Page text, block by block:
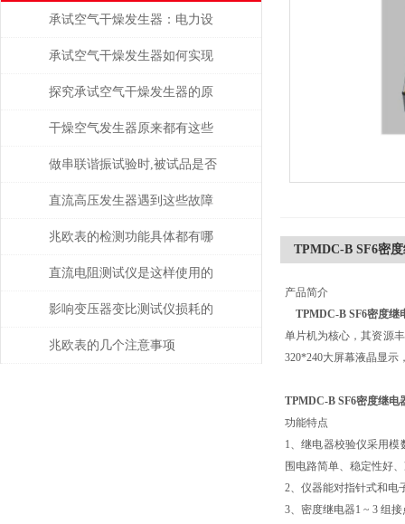
承试空气干燥发生器：电力设
备绝缘维护的守护者
承试空气干燥发生器如何实现
自动化控制？
探究承试空气干燥发生器的原
理与应用
干燥空气发生器原来都有这些
性能和特点
做串联谐振试验时,被试品是否
被击穿该如何判断？
直流高压发生器遇到这些故障
该如何处理？
兆欧表的检测功能具体都有哪
些？
直流电阻测试仪是这样使用的
吗？
影响变压器变比测试仪损耗的
主要因素是什么？
兆欧表的几个注意事项
TPMDC-B SF6密
产品简介
TPMDC-B SF6密度继
单片机为核心，其资源
320*240大屏幕液晶显示
TPMDC-B SF6密度继电
功能特点
1、继电器校验仪采用
围电路简单、稳定性好
2、仪器能对指针式和电
3、密度继电器1 ~ 3 组